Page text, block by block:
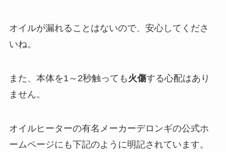
オイルが漏れることはないので、安心してくださ
いね。
また、本体を1～2秒触っても 火傷する心配はあり
ません。
オイルヒーターの有名メーカーデロンギの公式ホ
ームページにも下記のように明記されています。